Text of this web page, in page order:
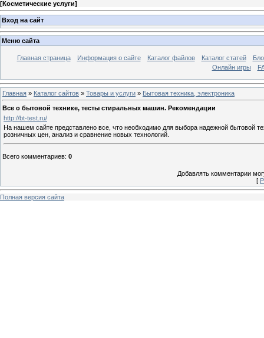
[Косметические услуги]
Вход на сайт
Меню сайта
Главная страница Информация о сайте Каталог файлов Каталог статей
Онлайн игры
Главная » Каталог сайтов » Товары и услуги » Бытовая техника, электроника
Все о бытовой технике, тесты стиральных машин. Рекомендации
http://bt-test.ru/
На нашем сайте представлено все, что необходимо для выбора надежной бытовой
розничных цен, анализ и сравнение новых технологий.
Всего комментариев: 0
Добавлять комментарии
[
Полная версия сайта